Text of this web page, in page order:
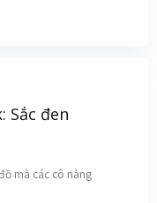
Sắc đen
mà các cô nàng